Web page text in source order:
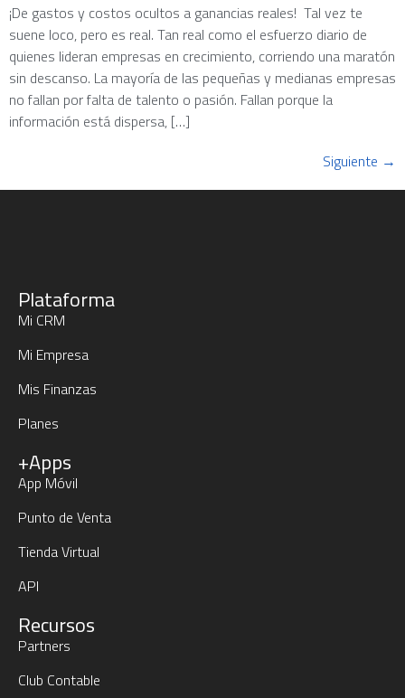
¡De gastos y costos ocultos a ganancias reales! Tal vez te
suene loco, pero es real. Tan real como el esfuerzo diario de
quienes lideran empresas en crecimiento, corriendo una maratón
sin descanso. La mayoría de las pequeñas y medianas empresas
no fallan por falta de talento o pasión. Fallan porque la
información está dispersa, […]
Siguiente →
Plataforma
Mi CRM
Mi Empresa
Mis Finanzas
Planes
+Apps
App Móvil
Punto de Venta
Tienda Virtual
API
Recursos
Partners
Club Contable